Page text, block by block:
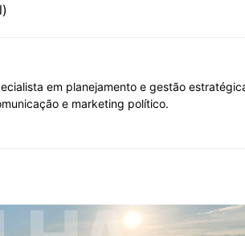
em planejamento e gestão
e marketing político.